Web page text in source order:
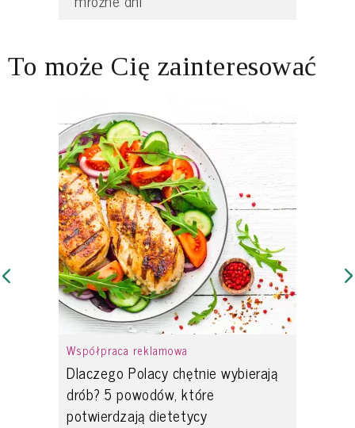
To może Cię zainteresować
Współpraca reklamowa
Dlaczego Polacy chętnie wybierają
drób? 5 powodów, które
potwierdzają dietetycy